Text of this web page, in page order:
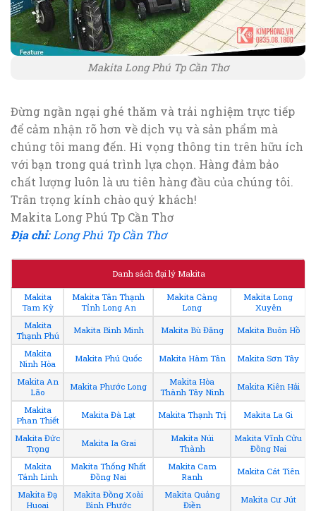
Makita Long Phú Tp Cần Thơ
Đừng ngần ngại ghé thăm và trải nghiệm trực tiếp
để cảm nhận rõ hơn về dịch vụ và sản phẩm mà
chúng tôi mang đến. Hi vọng thông tin trên hữu ích
với bạn trong quá trình lựa chọn. Hàng đảm bảo
chất lượng luôn là ưu tiên hàng đầu của chúng tôi.
Trân trọng kính chào quý khách!
Makita Long Phú Tp Cần Thơ
Địa chỉ: Long Phú Tp Cần Thơ
Danh sách đại lý Makita
Makita
Tam Kỳ
Makita Tân Thạnh
Tỉnh Long An
Makita Càng
Long
Makita Long
Xuyên
Makita
Thạnh Phú
Makita Bình Minh Makita Bù Đăng Makita Buôn Hồ
Makita
Ninh Hòa
Makita Phú Quốc Makita Hàm Tân Makita Sơn Tây
Makita An
Lão
Makita Phước Long
Makita Hòa
Thành Tây Ninh
Makita Kiên Hải
Makita
Phan Thiết
Makita Đà Lạt Makita Thạnh Trị Makita La Gi
Makita Đức
Trọng
Makita Ia Grai
Makita Núi
Thành
Makita Vĩnh Cửu
Đồng Nai
Makita
Tánh Linh
Makita Thống Nhất
Đồng Nai
Makita Cam
Ranh
Makita Cát Tiên
Makita Đạ
Huoai
Makita Đồng Xoài
Bình Phước
Makita Quảng
Điền
Makita Cư Jút